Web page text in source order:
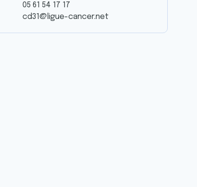
05 61 54 17 17
cd31@ligue-cancer.net